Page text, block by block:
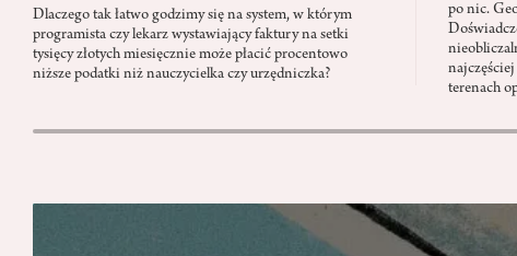
Dlaczego tak łatwo godzimy się na system, w którym
programista czy lekarz wystawiający faktury na setki
tysięcy złotych miesięcznie może płacić procentowo
niższe podatki niż nauczycielka czy urzędniczka?
po nic.
terenach